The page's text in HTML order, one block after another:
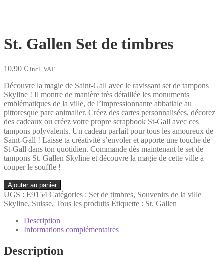
St. Gallen Set de timbres
10,90 € incl. VAT
Découvre la magie de Saint-Gall avec le ravissant set de tampons
Skyline ! Il montre de manière très détaillée les monuments
emblématiques de la ville, de l’impressionnante abbatiale au
pittoresque parc animalier. Créez des cartes personnalisées, décorez
des cadeaux ou créez votre propre scrapbook St-Gall avec ces
tampons polyvalents. Un cadeau parfait pour tous les amoureux de
Saint-Gall ! Laisse ta créativité s’envoler et apporte une touche de
St-Gall dans ton quotidien. Commande dès maintenant le set de
tampons St. Gallen Skyline et découvre la magie de cette ville à
couper le souffle !
quantité
de
St.
Gallen
Ajouter au panier
UGS : E9154 Catégories : Set de timbres, Souvenirs de la ville
Skyline, Suisse, Tous les produits Étiquette : St. Gallen
Description
Informations complémentaires
Description